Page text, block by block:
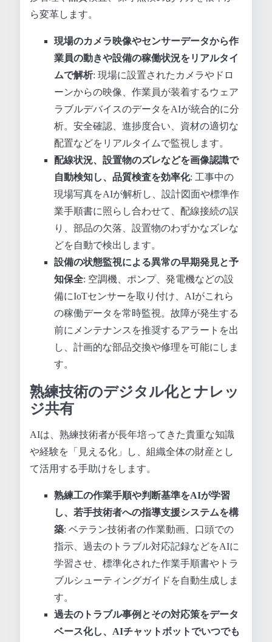
ら変革します。
現場のカメラ映像やセンサーデータから作
業員の動きや設備の稼働状況をリアルタイ
ムで解析: 現場に設置されたカメラやドロ
ーンからの映像、作業員が装着するウェア
ラブルデバイスのデータをAIが統合的に分
析。安全確認、進捗度合い、資材の適切な
配置などをリアルタイムで監視します。
配線状況、設置物のズレなどを画像認識で
自動検知し、品質検査を効率化: 工事中の
現場写真をAIが解析し、設計図面や標準作
業手順書に照らし合わせて、配線接続の誤
り、部品の欠落、設置物のわずかなズレな
どを自動で検出します。
設備の状態監視による異常の早期発見と予
知保全: 空調機、ポンプ、発電機などの設
備にIoTセンサーを取り付け、AIがこれら
の稼働データを常時監視。故障が発生する
前にメンテナンスを推奨するアラートを出
し、計画的な部品交換や修理を可能にしま
す。
熟練技術のデジタル化とナレッ
ジ共有
AIは、熟練技術者が長年培ってきた貴重な知識
や経験を「見える化」し、組織全体の財産とし
て活用する手助けをします。
熟練工の作業手順や判断基準をAIが学習
し、若手技術者への指導支援システムを構
築: ベテラン技術者の作業動画、口頭での
指示、過去のトラブル対応記録などをAIに
学習させ、標準化された作業手順書やトラ
ブルシューティングガイドを自動生成しま
す。
過去のトラブル事例とその対応策をデータ
ベース化し、AIチャットボットでいつでも